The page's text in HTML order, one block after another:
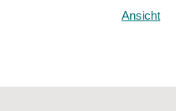
Ansicht